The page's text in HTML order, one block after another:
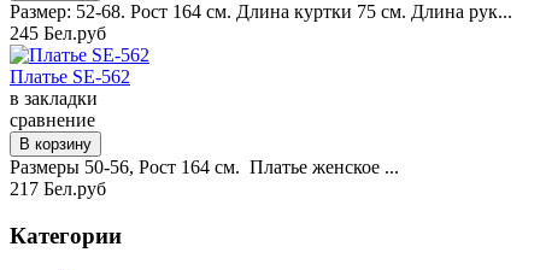
Размер: 52-68. Рост 164 см. Длина куртки 75 см. Длина рук...
245 Бел.руб
Платье SE-562
в закладки
сравнение
Размеры 50-56, Рост 164 см. Платье женское ...
217 Бел.руб
Категории